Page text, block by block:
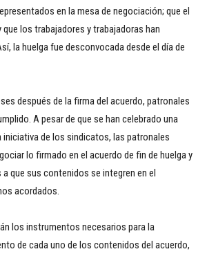
en la mesa de negociación; que el
los trabajadores y trabajadoras han
la huelga fue desconvocada desde el día de
después de la firma del acuerdo, patronales
A pesar de que se han celebrado una
iniciativa de los sindicatos, las patronales
lo firmado en el acuerdo de fin de huelga y
que sus contenidos se integren en el
acordados.
los instrumentos necesarios para la
de cada uno de los contenidos del acuerdo,